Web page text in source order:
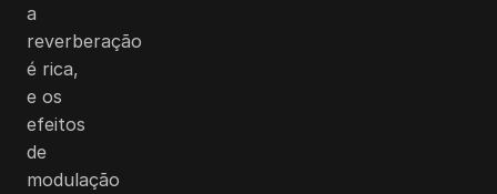
a
reverberação
é rica,
e os
efeitos
de
modulação